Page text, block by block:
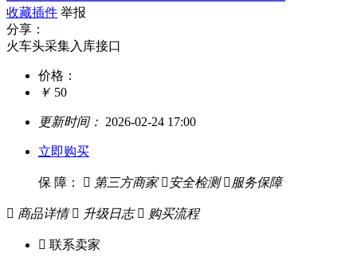
收藏插件 举报
分享：
火车头采集入库接口
价格：
￥ 50
更新时间： 2026-02-24 17:00
立即购买
保 障：  第三方商家  安全检测  服务保障
 商品详情  升级日志  购买流程
 联系卖家